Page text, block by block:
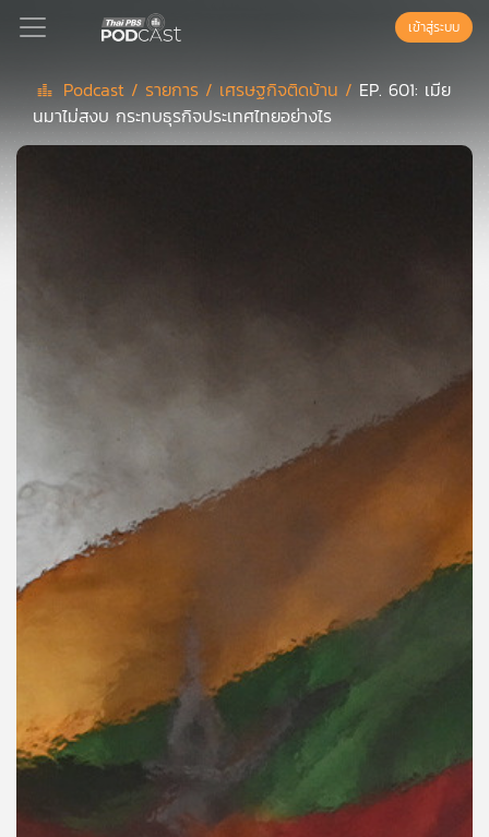
Podcast
คุณ
เพลง
ข่าว
และ
เข้าสู่ระบบ
Podcast / รายการ / เศรษฐกิจติดบ้าน / EP. 601: เมีย
นมาไม่สงบ กระทบธุรกิจประเทศไทยอย่างไร